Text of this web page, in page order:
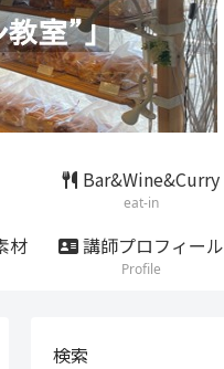
Bar&Wine&Curry
eat-in
材 講師プロフィール
Profile
検索